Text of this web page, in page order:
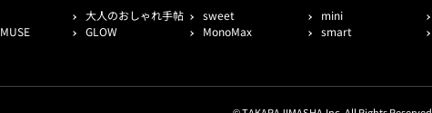
大人のおしゃれ手帖 sweet mini
GLOW MonoMax smart